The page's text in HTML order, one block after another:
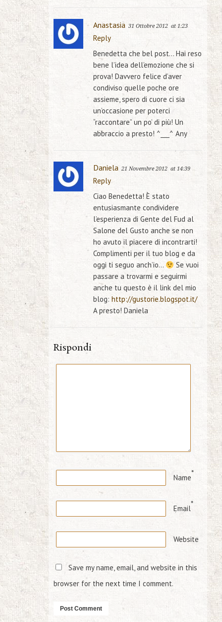
Anastasia 31 Ottobre 2012 at 1:23
Reply
Benedetta che bel post… Hai reso
bene l’idea dell’emozione che si
prova! Davvero felice d’aver
condiviso quelle poche ore
assieme, spero di cuore ci sia
un’occasione per poterci
“raccontare” un po’ di più! Un
abbraccio a presto! ^___^ Any
Daniela 21 Novembre 2012 at 14:39
Reply
Ciao Benedetta! È stato
entusiasmante condividere
l’esperienza di Gente del Fud al
Salone del Gusto anche se non
ho avuto il piacere di incontrarti!
Complimenti per il tuo blog e da
oggi ti seguo anch’io…
Se vuoi
passare a trovarmi e seguirmi
anche tu questo è il link del mio
blog: http://gustorie.blogspot.it/
A presto! Daniela
Rispondi
Name*
Email*
Website
Save my name, email, and website in this
browser for the next time I comment.